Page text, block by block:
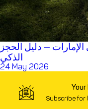
رمضان والعيد 2026 في الإمارات — دليل الحجز
الذكي
24 May 2026
Subscribe for